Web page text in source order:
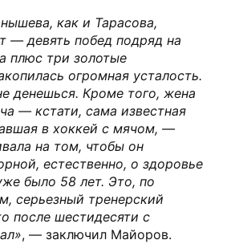
как и Тарасова,
— девять побед подряд на
плюс три золотые
огромная усталость.
денешься. Кроме того, жена
— кстати, сама известная
в хоккей с мячом, —
на том, чтобы он
естественно, о здоровье
было 58 лет. Это, по
серьезный тренерский
после шестидесяти с
, — заключил Майоров.